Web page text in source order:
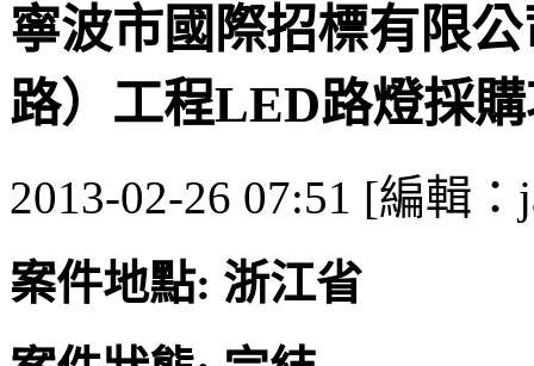
寧波市國際招標有限
路）工程LED路燈採
2013-02-26 07:51 [編輯：
案件地點: 浙江省